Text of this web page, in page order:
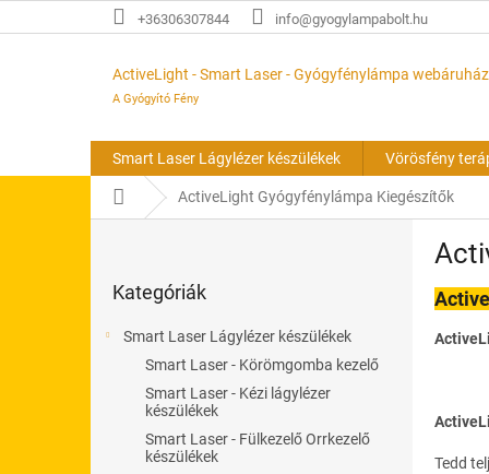
a
+36306307844 info@gyogylampabolt.hu
ActiveLight - Smart Laser - Gyógyfénylámpa webáruház
A Gyógyító Fény
Smart Laser Lágylézer készülékek Vörösfény
KezdőlapActiveLight Gyógyfénylámpa Kiegészítők
átugrása
Kategóriák
Smart Laser Lágylézer készülékek
Smart Laser - Körömgomba kezelő
Smart Laser - Kézi lágylézer
készülékek
Smart Laser - Fülkezelő Orrkezelő
készülékek
Active
Tedd